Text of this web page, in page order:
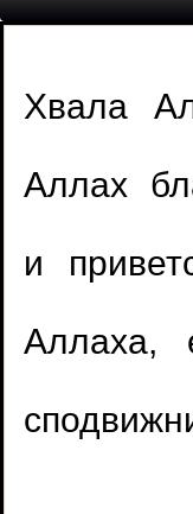
Хвала
Аллах
и
Аллаха,